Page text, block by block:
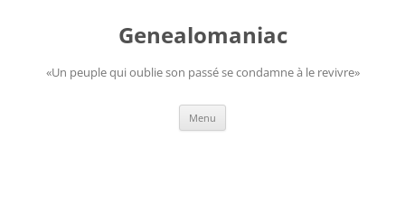
Genealomaniac
«Un peuple qui oublie son passé se condamne à le revivre»
Menu